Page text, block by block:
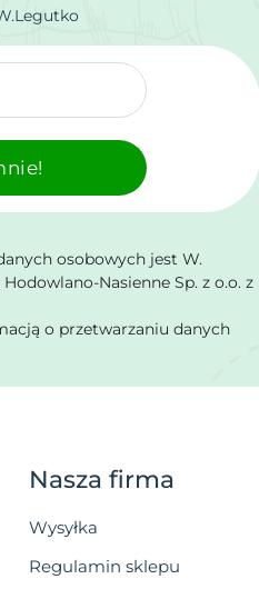
osobowych jest W.
Nasienne Sp. z o.o. z
o przetwarzaniu danych
Nasza firma
Wysyłka
Regulamin sklepu